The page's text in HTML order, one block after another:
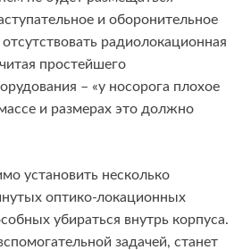
и оборонительное
радиолокационная
простейшего
– «у носорога плохое
и размерах это должно
установить несколько
оптико-локационных
убираться внутрь корпуса.
задачей, станет